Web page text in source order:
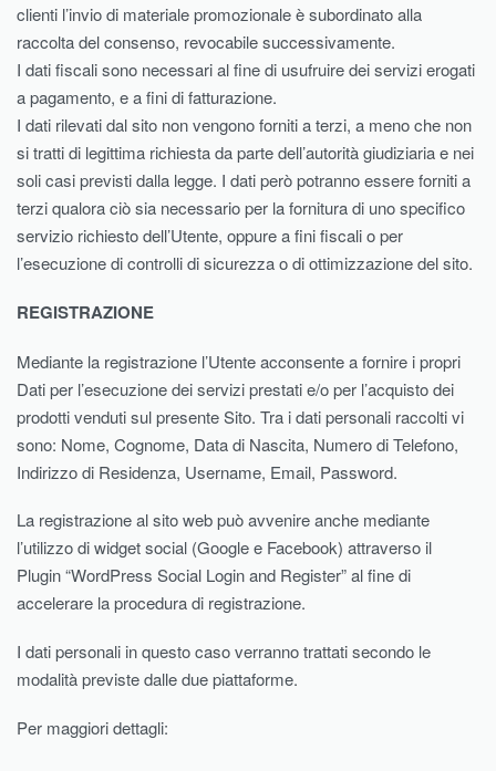
clienti l’invio di materiale promozionale è subordinato alla
raccolta del consenso, revocabile successivamente.
I dati fiscali sono necessari al fine di usufruire dei servizi erogati
a pagamento, e a fini di fatturazione.
I dati rilevati dal sito non vengono forniti a terzi, a meno che non
si tratti di legittima richiesta da parte dell’autorità giudiziaria e nei
soli casi previsti dalla legge. I dati però potranno essere forniti a
terzi qualora ciò sia necessario per la fornitura di uno specifico
servizio richiesto dell’Utente, oppure a fini fiscali o per
l’esecuzione di controlli di sicurezza o di ottimizzazione del sito.
REGISTRAZIONE
Mediante la registrazione l’Utente acconsente a fornire i propri
Dati per l’esecuzione dei servizi prestati e/o per l’acquisto dei
prodotti venduti sul presente Sito. Tra i dati personali raccolti vi
sono: Nome, Cognome, Data di Nascita, Numero di Telefono,
Indirizzo di Residenza, Username, Email, Password.
La registrazione al sito web può avvenire anche mediante
l’utilizzo di widget social (Google e Facebook) attraverso il
Plugin “WordPress Social Login and Register” al fine di
accelerare la procedura di registrazione.
I dati personali in questo caso verranno trattati secondo le
modalità previste dalle due piattaforme.
Per maggiori dettagli: